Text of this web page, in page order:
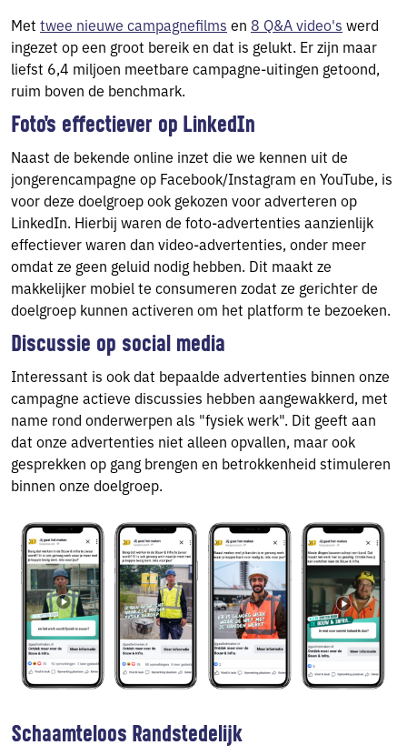
Met twee nieuwe campagnefilms en 8 Q&A video's werd
ingezet op een groot bereik en dat is gelukt. Er zijn maar
liefst 6,4 miljoen meetbare campagne-uitingen getoond,
ruim boven de benchmark.
Foto's effectiever op LinkedIn
Naast de bekende online inzet die we kennen uit de
jongerencampagne op Facebook/Instagram en YouTube, is
voor deze doelgroep ook gekozen voor adverteren op
LinkedIn. Hierbij waren de foto-advertenties aanzienlijk
effectiever waren dan video-advertenties, onder meer
omdat ze geen geluid nodig hebben. Dit maakt ze
makkelijker mobiel te consumeren zodat ze gerichter de
doelgroep kunnen activeren om het platform te bezoeken.
Discussie op social media
Interessant is ook dat bepaalde advertenties binnen onze
campagne actieve discussies hebben aangewakkerd, met
name rond onderwerpen als "fysiek werk". Dit geeft aan
dat onze advertenties niet alleen opvallen, maar ook
gesprekken op gang brengen en betrokkenheid stimuleren
binnen onze doelgroep.
Schaamteloos Randstedelijk